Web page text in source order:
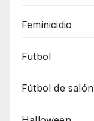
Feminicidio
Futbol
Fútbol de salón